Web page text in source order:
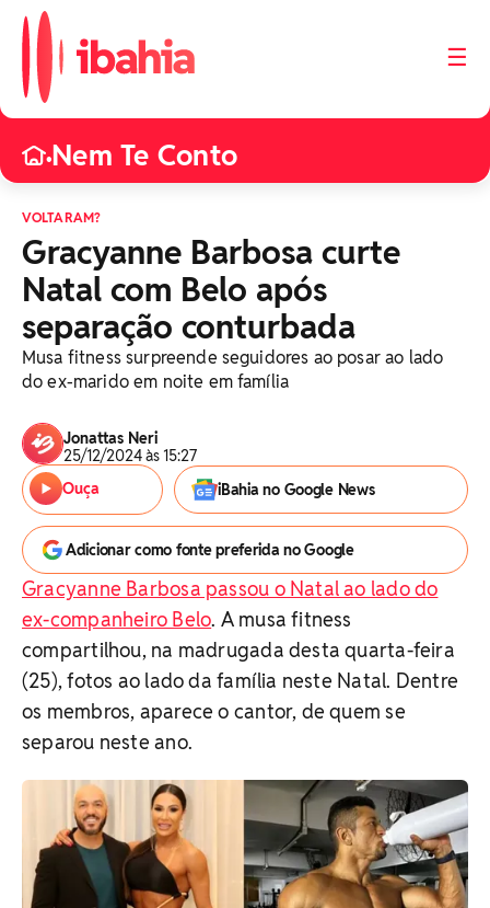
☰
•Nem Te Conto
VOLTARAM?
Gracyanne Barbosa curte
Natal com Belo após
separação conturbada
Musa fitness surpreende seguidores ao posar ao lado
do ex-marido em noite em família
Jonattas Neri
25/12/2024 às 15:27
Ouça
iBahia no Google News
Adicionar como fonte preferida no Google
Gracyanne Barbosa passou o Natal ao lado do
ex-companheiro Belo. A musa fitness
compartilhou, na madrugada desta quarta-feira
(25), fotos ao lado da família neste Natal. Dentre
os membros, aparece o cantor, de quem se
separou neste ano.